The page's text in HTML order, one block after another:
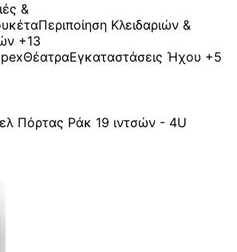
&
Περιποίηση Κλειδαριών &
+13
ΘέατραΕγκαταστάσεις Ήχου +5
Πόρτας Ράκ 19 ιντσών - 4U